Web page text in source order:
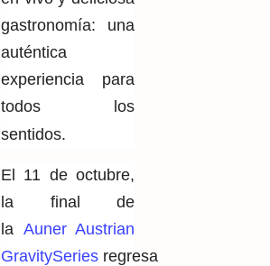
gastronomía: una
auténtica
experiencia para
todos los
sentidos.
El 11 de octubre,
la final de
la Auner Austrian
GravitySeries regresa